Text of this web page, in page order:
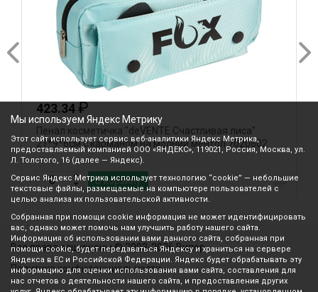
423.34₽
Пенал косметичка "deVENTE.Счастливая лиса"
21*9*6см с карманом на молнии ментол 7020602
В корзину
Все права защищены © 2003-2026 Вилор
Политика конфиденциальности
Мы используем Яндекс Метрику
Этот сайт использует сервис веб-аналитики Яндекс Метрика,
предоставляемый компанией ООО «ЯНДЕКС», 119021, Россия, Москва, ул.
Л. Толстого, 16 (далее — Яндекс).
Сервис Яндекс Метрика использует технологию “cookie” — небольшие
текстовые файлы, размещаемые на компьютере пользователей с
целью анализа их пользовательской активности.
Собранная при помощи cookie информация не может идентифицировать
вас, однако может помочь нам улучшить работу нашего сайта.
Информация об использовании вами данного сайта, собранная при
помощи cookie, будет передаваться Яндексу и храниться на сервере
Яндекса в ЕС и Российской Федерации. Яндекс будет обрабатывать эту
информацию для оценки использования вами сайта, составления для
нас отчетов о деятельности нашего сайта, и предоставления других